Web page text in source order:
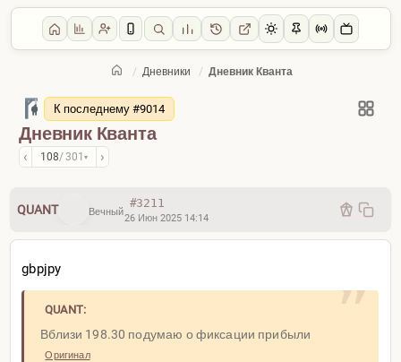
/ Дневники / Дневник Кванта
Главная / Дневники
Дневник Кванта
‹ 108/ 301▾ ›
К последнему #9014
QUANT Вечный
#3211
26 Июн 2025 14:14
gbpjpy
QUANT:
Вблизи 198.30 подумаю о фиксации прибыли
Оригинал